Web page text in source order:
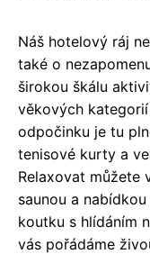
Náš hotelový ráj
také o
širokou škálu
věkových
odpočinku je tu
tenisové kurty a
Relaxovat můžete
saunou a
koutku s hlídáním
vás pořádáme